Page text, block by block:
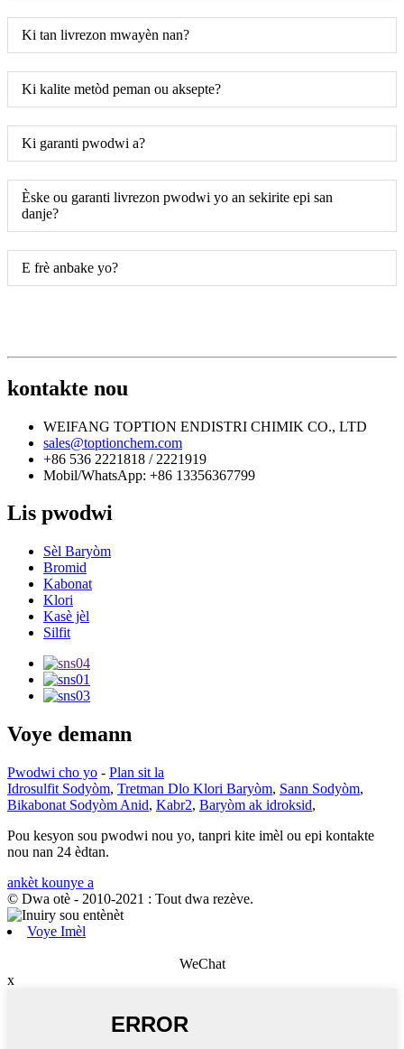
Ki tan livrezon mwayèn nan?
Ki kalite metòd peman ou aksepte?
Ki garanti pwodwi a?
Èske ou garanti livrezon pwodwi yo an sekirite epi san
danje?
E frè anbake yo?
kontakte nou
WEIFANG TOPTION ENDISTRI CHIMIK CO., LTD
sales@toptionchem.com
+86 536 2221818 / 2221919
Mobil/WhatsApp: +86 13356367799
Lis pwodwi
Sèl Baryòm
Bromid
Kabonat
Klori
Kasè jèl
Silfit
Voye demann
Pwodwi cho yo - Plan sit la
Idrosulfit Sodyòm, Tretman Dlo Klori Baryòm, Sann Sodyòm,
Bikabonat Sodyòm Anid, Kabr2, Baryòm ak idroksid,
Pou kesyon sou pwodwi nou yo, tanpri kite imèl ou epi kontakte
nou nan 24 èdtan.
ankèt kounye a
© Dwa otè - 2010-2021 : Tout dwa rezève.
Voye Imèl
WeChat
x